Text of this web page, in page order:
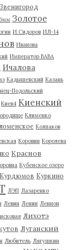
Звенигород
Золотое
И.Сидоров ИЛ-14
Иванова
Император ВАВА
Ичалова
Кадышевский Казань
Подольский
Киев4 Киенский
Клименко
Колпаков
Коровин Королева
Краснов
Кубенское озеро
Курдюмов Куркино
ЛЭП Лазаренко
Левин Ленин Леннон
Лихотэ
Луганский
Любитель Лягушкин